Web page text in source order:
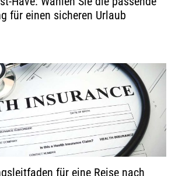
für einen sicheren Urlaub
für eine Reise nach